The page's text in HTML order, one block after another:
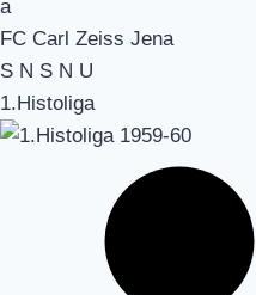
FC Carl Zeiss Jena
S N S N U
1.Histoliga